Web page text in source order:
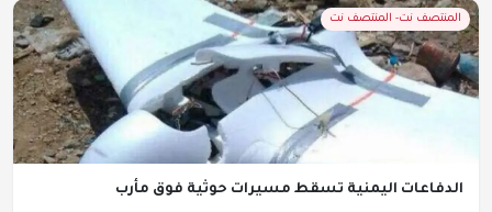
المنتصف نت- المنتصف نت
الدفاعات اليمنية تسقط مسيرات حوثية فوق مأرب